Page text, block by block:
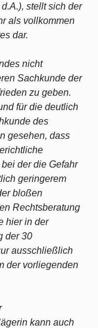
stellt sich der
als vollkommen
dar.
nicht
Sachkunde der
zu geben.
für die deutlich
des
gesehen, dass
der die Gefahr
geringerem
bloßen
Rechtsberatung
hier in der
der 30
ausschließlich
der vorliegenden
kann auch